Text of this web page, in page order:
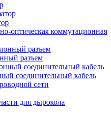
оптическая коммутационная
разъем
соединительный кабель
сети